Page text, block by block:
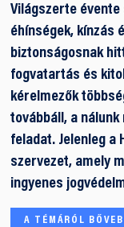
Világszerte
éhínségek, kínzás
biztonságosnak
fogvatartás és
kérelmezők
továbbáll, a
feladat. Jelenleg a
szervezet, amely
ingyenes
A TÉMÁRÓL